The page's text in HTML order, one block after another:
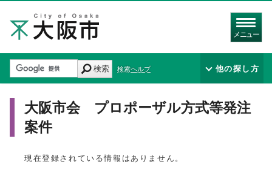
メニュー
検索 検索ヘルプ 他の探し方
大阪市会 プロポーザル方式等発注
案件
現在登録されている情報はありません。